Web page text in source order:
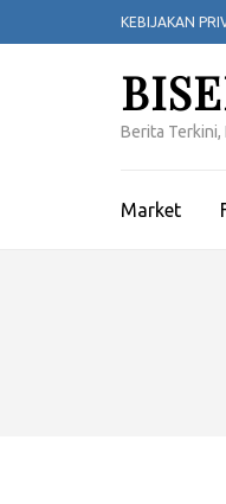
ke
KEBIJAKAN
Berita
Market